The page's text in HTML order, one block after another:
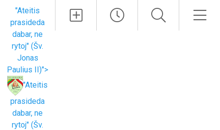
"Ateitis
prasideda
dabar, ne
rytoj" (Šv.
Jonas
Paulius II)">
"Ateitis
prasideda
dabar, ne
rytoj" (Šv.